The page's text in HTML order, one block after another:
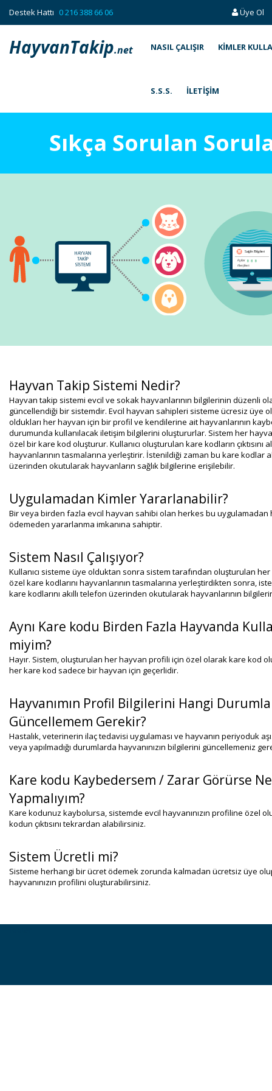
Destek Hattı 0 216 388 66 06 Üye Ol
HayvanTakip.net NASIL ÇALIŞIR KIMLER
S.S.S. İLETIŞIM
Sıkça Sorulan
Hayvan Takip Sistemi Nedir?
Hayvan takip sistemi evcil ve sokak hayvanlarının bilgilerinin düzenli
güncellendiği bir sistemdir. Evcil hayvan sahipleri sisteme ücresiz üye
oldukları her hayvan için bir profil ve kendilerine ait hayvanlarının
durumunda kullanılacak iletişim bilgilerini oluştururlar. Sistem her
özel bir kare kod oluşturur. Kullanıcı oluşturulan kare kodların çıktısını
hayvanlarının tasmalarına yerleştirir. İstenildiği zaman bu kare kodlar
üzerinden okutularak hayvanların sağlık bilgilerine erişilebilir.
Uygulamadan Kimler Yararlanabilir?
Bir veya birden fazla evcil hayvan sahibi olan herkes bu uygulamadan
ödemeden yararlanma imkanına sahiptir.
Sistem Nasıl Çalışıyor?
Kullanıcı sisteme üye olduktan sonra sistem tarafından oluşturulan
özel kare kodlarını hayvanlarının tasmalarına yerleştirdikten sonra,
kare kodlarını akıllı telefon üzerinden okutularak hayvanlarının
Aynı Kare kodu Birden Fazla Hayvanda
miyim?
Hayır. Sistem, oluşturulan her hayvan profili için özel olarak kare kod
her kare kod sadece bir hayvan için geçerlidir.
Hayvanımın Profil Bilgilerini Hangi
Güncellemem Gerekir?
Hastalık, veterinerin ilaç tedavisi uygulaması ve hayvanın periyoduk
veya yapılmadığı durumlarda hayvanınızın bilgilerini güncellemeniz
Kare kodu Kaybedersem / Zarar Görürse Ne
Yapmalıyım?
Kare kodunuz kaybolursa, sistemde evcil hayvanınızın profiline özel
kodun çıktısını tekrardan alabilirsiniz.
Sistem Ücretli mi?
Sisteme herhangi bir ücret ödemek zorunda kalmadan ücretsiz üye
hayvanınızın profilini oluşturabilirsiniz.